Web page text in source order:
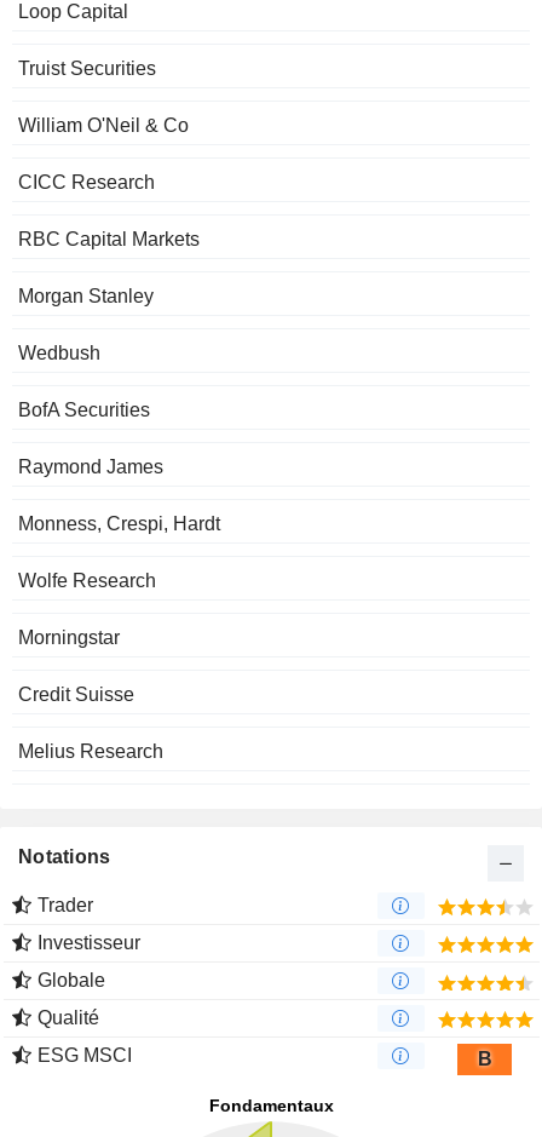
Loop Capital
Truist Securities
William O'Neil & Co
CICC Research
RBC Capital Markets
Morgan Stanley
Wedbush
BofA Securities
Raymond James
Monness, Crespi, Hardt
Wolfe Research
Morningstar
Credit Suisse
Melius Research
Notations
Trader
Investisseur
Globale
Qualité
ESG MSCI
B